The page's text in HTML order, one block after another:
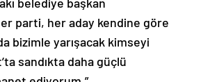
parti, her aday kendine göre
bizimle yarışacak kimseyi
sandıkta daha güçlü
ediyorum.”